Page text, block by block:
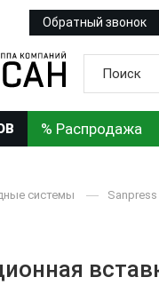
Обратный звонок
% Распродажа
системы Sanpress